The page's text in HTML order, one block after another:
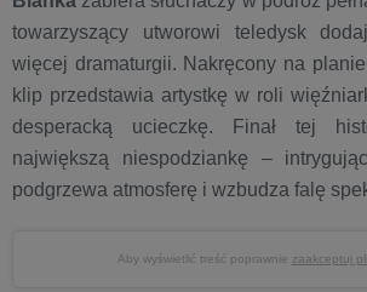
towarzyszący utworowi teledysk
więcej dramaturgii. Nakręcony na planie
klip przedstawia artystkę w roli
desperacką ucieczkę. Finał tej
największą niespodziankę –
podgrzewa atmosferę i wzbudza falę
Aby wyświetlić treść poprawnie zaakceptuj